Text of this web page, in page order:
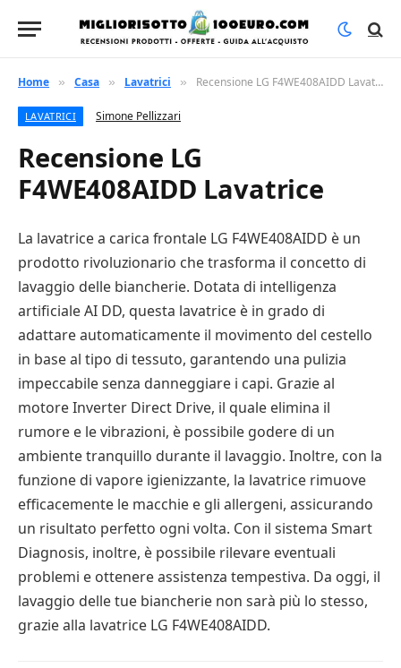
Home » Casa » Lavatrici » Recensione LG F4WE408AIDD Lavatrice
LAVATRICI Simone Pellizzari
Recensione LG
F4WE408AIDD Lavatrice
La lavatrice a carica frontale LG F4WE408AIDD è un
prodotto rivoluzionario che trasforma il concetto di
lavaggio delle biancherie. Dotata di intelligenza
artificiale AI DD, questa lavatrice è in grado di
adattare automaticamente il movimento del cestello
in base al tipo di tessuto, garantendo una pulizia
impeccabile senza danneggiare i capi. Grazie al
motore Inverter Direct Drive, il quale elimina il
rumore e le vibrazioni, è possibile godere di un
ambiente tranquillo durante il lavaggio. Inoltre, con la
funzione di vapore igienizzante, la lavatrice rimuove
efficacemente le macchie e gli allergeni, assicurando
un risultato perfetto ogni volta. Con il sistema Smart
Diagnosis, inoltre, è possibile rilevare eventuali
problemi e ottenere assistenza tempestiva. Da oggi, il
lavaggio delle tue biancherie non sarà più lo stesso,
grazie alla lavatrice LG F4WE408AIDD.